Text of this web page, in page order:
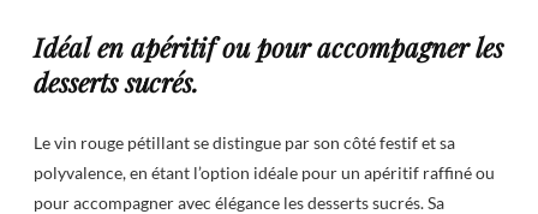
Idéal en apéritif ou pour accompagner les
desserts sucrés.
Le vin rouge pétillant se distingue par son côté festif et sa
polyvalence, en étant l’option idéale pour un apéritif raffiné ou
pour accompagner avec élégance les desserts sucrés. Sa